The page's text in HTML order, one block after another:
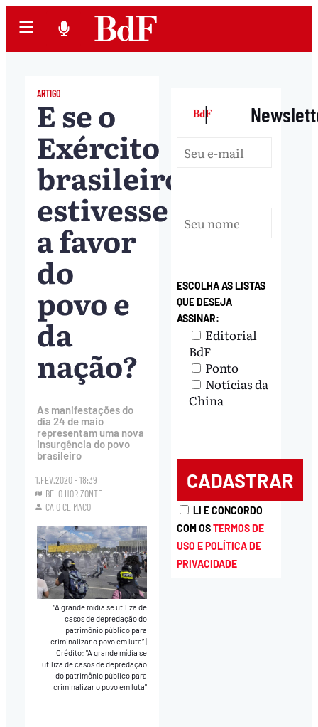
ARTIGO
E se o
Exército
brasileiro
estivesse
a favor
do
povo e
da
nação?
As manifestações do
dia 24 de maio
representam uma nova
insurgência do povo
brasileiro
1.FEV.2020 - 18:39
BELO HORIZONTE
CAIO CLÍMACO
“A grande mídia se utiliza de
casos de depredação do
patrimônio público para
criminalizar o povo em luta”
Crédito: "A grande mídia se
utiliza de casos de depredação
do patrimônio público para
criminalizar o povo em luta"
|
ESCOLHA AS LISTAS
QUE DESEJA
ASSINAR:
Editorial
BdF
Ponto
Notícias da
China
LI E CONCORDO
COM OSTERMOS DE
USO E POLÍTICA DE
PRIVACIDADE